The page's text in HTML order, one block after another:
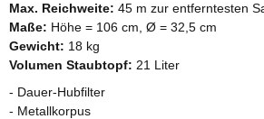
Max. Reichweite: 45 m zur entferntesten
Maße: Höhe = 106 cm, Ø = 32,5 cm
Gewicht: 18 kg
Volumen Staubtopf: 21 Liter
- Dauer-Hubfilter
- Metallkorpus